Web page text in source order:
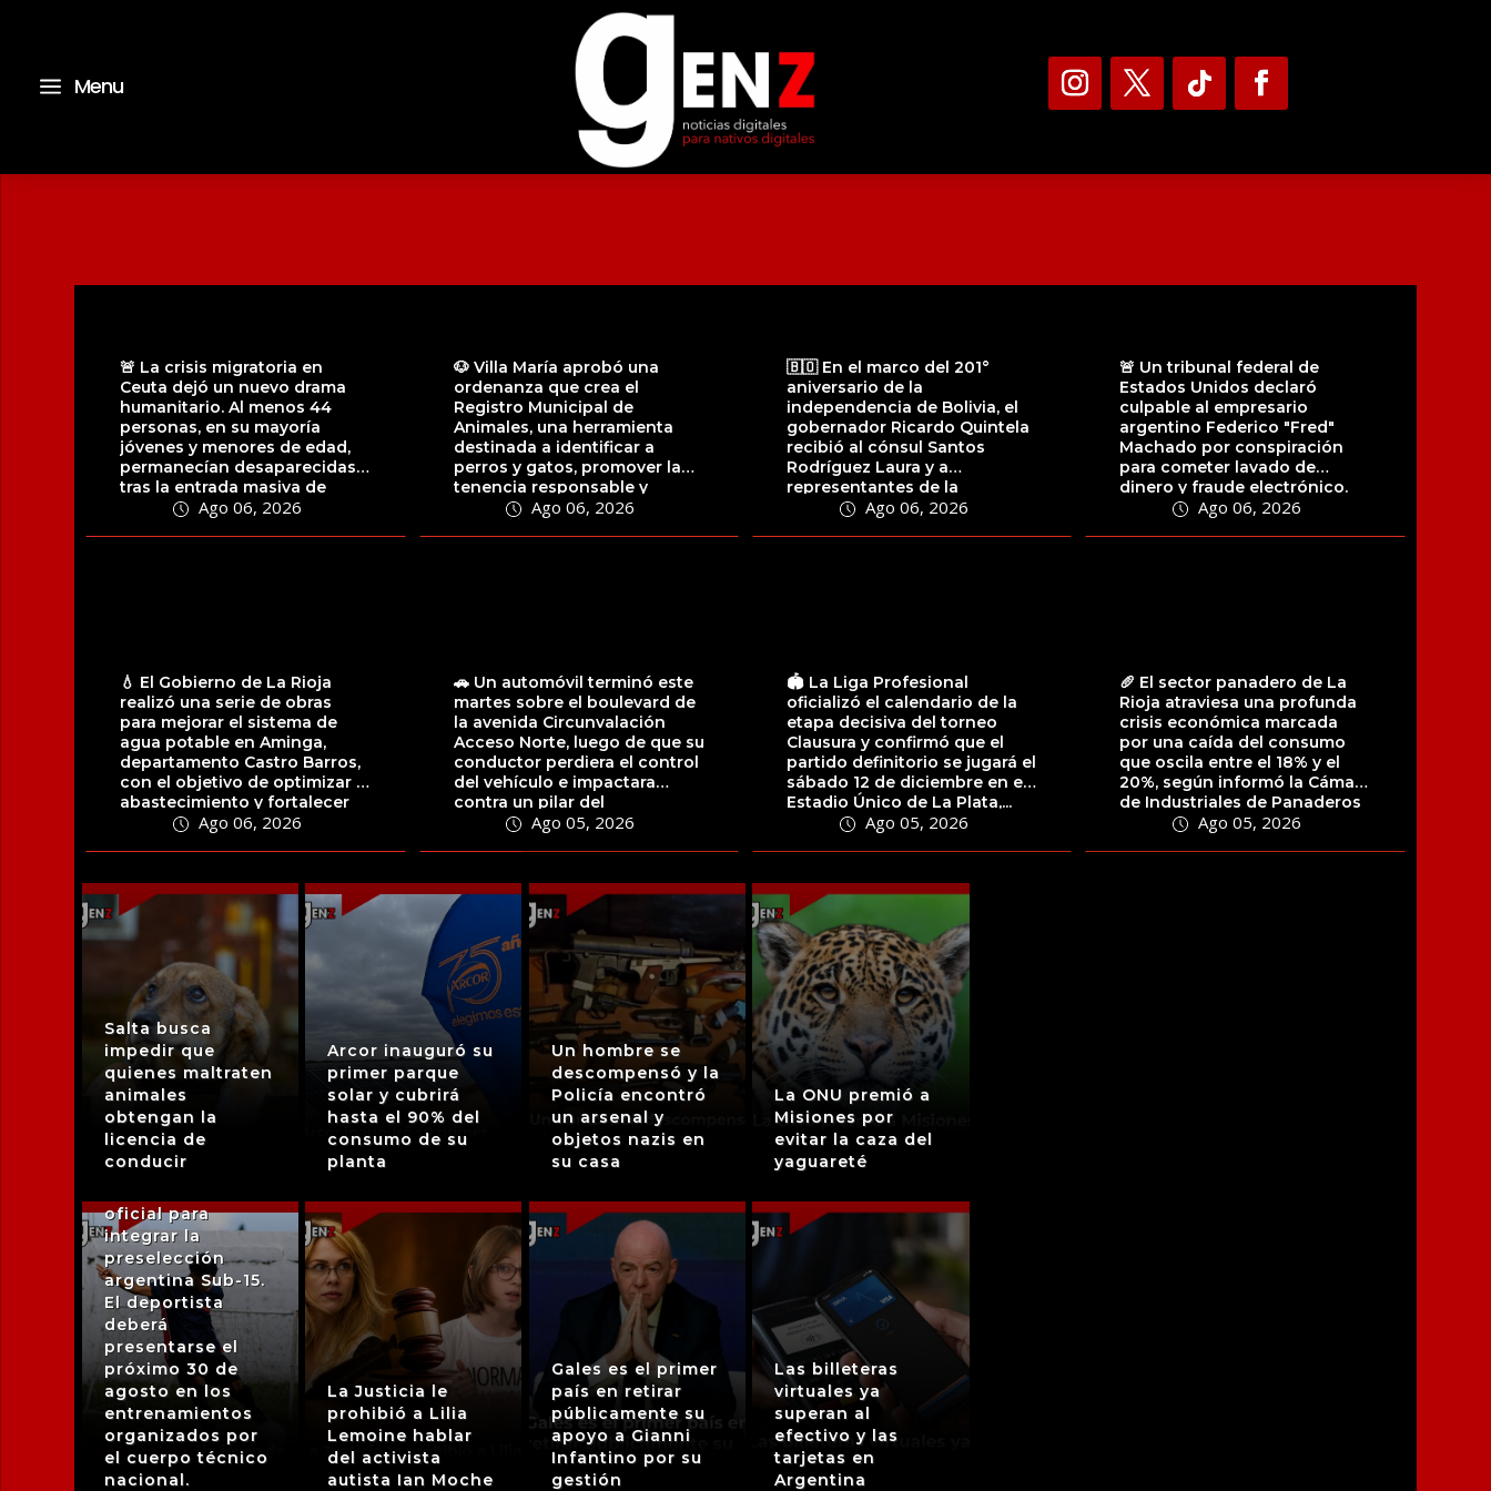
a Menu
🚨 La crisis migratoria en
Ceuta dejó un nuevo drama
humanitario. Al menos 44
personas, en su mayoría
jóvenes y menores de edad,
permanecían desaparecidas
tras la entrada masiva de
migrantes...Ago 06, 2026
🐶 Villa María aprobó una
ordenanza que crea el
Registro Municipal de
Animales, una herramienta
destinada a identificar a
perros y gatos, promover la
tenencia responsable y
facilitar la localización...
Ago 06, 2026
🇧🇴 En el marco del 201°
aniversario de la
independencia de Bolivia, el
gobernador Ricardo Quintela
recibió al cónsul Santos
Rodríguez Laura y a
representantes de la
comunidad boliviana
Ago 06, 2026
🚨 Un tribunal federal de
Estados Unidos declaró
culpable al empresario
argentino Federico "Fred"
Machado por conspiración
para cometer lavado de
dinero y fraude electrónico.
La decisión llegó luego...
Ago 06, 2026
💧 El Gobierno de La Rioja
realizó una serie de obras
para mejorar el sistema de
agua potable en Aminga,
departamento Castro Barros,
con el objetivo de optimizar el
abastecimiento y fortalecer
Ago 06, 2026
🚗 Un automóvil terminó este
martes sobre el boulevard de
la avenida Circunvalación
Acceso Norte, luego de que su
conductor perdiera el control
del vehículo e impactara
contra un pilar del
alumbrado...Ago 05, 2026
🏟️ La Liga Profesional
oficializó el calendario de la
etapa decisiva del torneo
Clausura y confirmó que el
partido definitorio se jugará el
sábado 12 de diciembre en el
Estadio Único de La Plata,...
Ago 05, 2026
🥖 El sector panadero de La
Rioja atraviesa una profunda
crisis económica marcada
por una caída del consumo
que oscila entre el 18% y el
20%, según informó la Cámara
de Industriales de Panaderos
Ago 05, 2026
Salta busca
impedir que
quienes maltraten
animales
obtengan la
licencia de
conducir
Arcor inauguró su
primer parque
solar y cubrirá
hasta el 90% del
consumo de su
planta
🇦🇷 El futbolista
Tiziano Vera, de
quince años y
oriundo de la
localidad de
Chepes, recibió la
oficial para
integrar la
preselección
argentina Sub-15.
El deportista
deberá
presentarse el
próximo 30 de
agosto en los
entrenamientos
organizados por
el cuerpo técnico
nacional.
La Justicia le
prohibió a Lilia
Lemoine hablar
del activista
autista Ian Moche
Un hombre se
descompensó y la
Policía encontró
un arsenal y
objetos nazis en
su casa
La ONU premió a
Misiones por
evitar la caza del
yaguareté
Gales es el primer
país en retirar
públicamente su
apoyo a Gianni
Infantino por su
gestión
Las billeteras
virtuales ya
superan al
efectivo y las
tarjetas en
Argentina